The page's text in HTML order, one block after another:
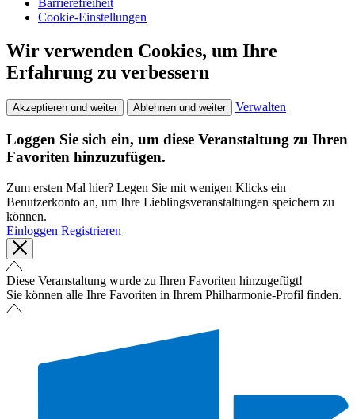
Barrierefreiheit
Cookie-Einstellungen
Wir verwenden Cookies, um Ihre
Erfahrung zu verbessern
Akzeptieren und weiter Ablehnen und weiter Verwalten
Loggen Sie sich ein, um diese Veranstaltung zu Ihren
Favoriten hinzuzufügen.
Zum ersten Mal hier? Legen Sie mit wenigen Klicks ein
Benutzerkonto an, um Ihre Lieblingsveranstaltungen speichern zu
können.
Einloggen Registrieren
Diese Veranstaltung wurde zu Ihren Favoriten hinzugefügt!
Sie können alle Ihre Favoriten in Ihrem Philharmonie-Profil finden.